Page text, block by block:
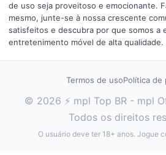
de uso seja proveitoso e emocionante.
mesmo, junte-se à nossa crescente
satisfeitos e descubra por que somos a
entretenimento móvel de alta qualidade.
Termos de usoPolítica de
© 2026 ⚡ mpl Top BR - mpl
Todos os direitos
O usuário deve ter 18+ anos. Jogue